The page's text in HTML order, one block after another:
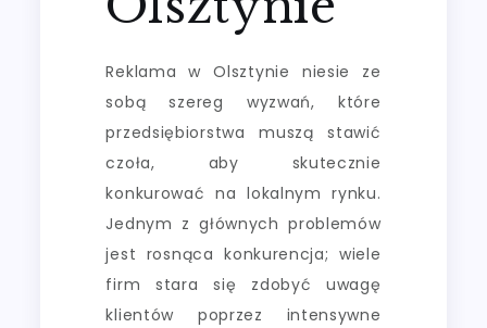
Reklama w Olsztynie niesie ze
sobą szereg wyzwań, które
przedsiębiorstwa muszą stawić
czoła, aby skutecznie
konkurować na lokalnym rynku.
Jednym z głównych problemów
jest rosnąca konkurencja; wiele
firm stara się zdobyć uwagę
klientów poprzez intensywne